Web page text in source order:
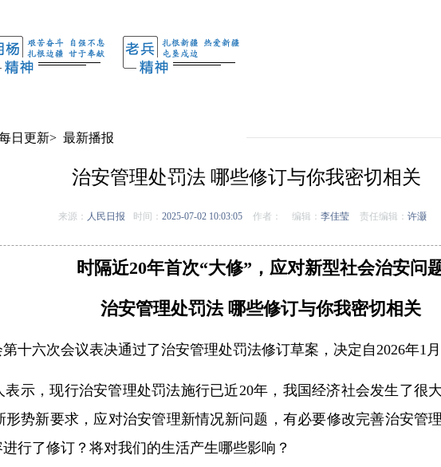
日更新> 最新播报
治安管理处罚法 哪些修订与你我密切相关
来源： 人民日报 时间： 2025-07-02 10:03:05 作者： 编辑： 李佳莹 责任编辑： 许灏
时隔近20年首次“大修”，应对新型社会治安问
治安管理处罚法 哪些修订与你我密切相关
十六次会议表决通过了治安管理处罚法修订草案，决定自2026年1月
示，现行治安管理处罚法施行已近20年，我国经济社会发生了很
势新要求，应对治安管理新情况新问题，有必要修改完善治安管
行了修订？将对我们的生活产生哪些影响？